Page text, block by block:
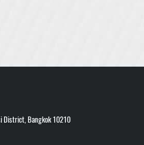
District, Bangkok 10210